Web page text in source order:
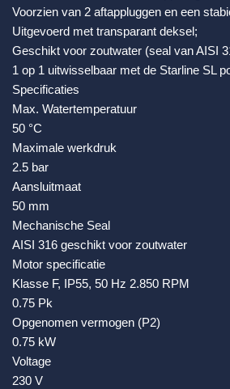
Voorzien van 2 aftappluggen en een
Uitgevoerd met transparant deksel;
Geschikt voor zoutwater (seal van AISI
1 op 1 uitwisselbaar met de Starline SL
Specificaties
Max. Watertemperatuur
50 °C
Maximale werkdruk
2.5 bar
Aansluitmaat
50 mm
Mechanische Seal
AISI 316 geschikt voor zoutwater
Motor specificatie
Klasse F, IP55, 50 Hz 2.850 RPM
0.75 Pk
Opgenomen vermogen (P2)
0.75 kW
Voltage
230 V